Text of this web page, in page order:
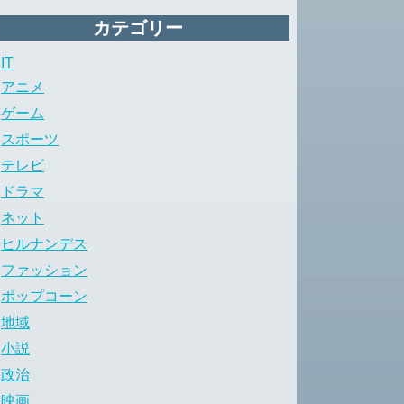
カテゴリー
IT
アニメ
ゲーム
スポーツ
テレビ
ドラマ
ネット
ヒルナンデス
ファッション
ポップコーン
地域
小説
政治